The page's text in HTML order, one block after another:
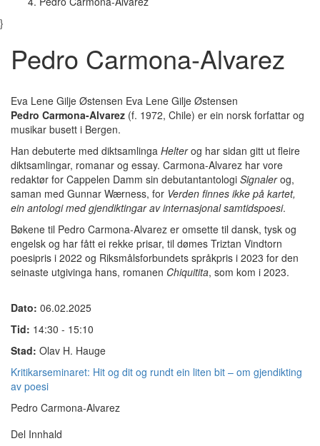
}
Pedro Carmona-Alvarez
Eva Lene Gilje Østensen Eva Lene Gilje Østensen
Pedro Carmona-Alvarez (f. 1972, Chile) er ein norsk forfattar og
musikar busett i Bergen.
Han debuterte med diktsamlinga Helterog har sidan gitt ut fleire
diktsamlingar, romanar og essay. Carmona-Alvarez har vore
redaktør for Cappelen Damm sin debutantantologi Signalerog,
saman med Gunnar Wærness, for Verden finnes ikke på kartet,
ein antologi med gjendiktingar av internasjonal samtidspoesi.
Bøkene til Pedro Carmona-Alvarez er omsette til dansk, tysk og
engelsk og har fått ei rekke prisar, til dømes Triztan Vindtorn
poesipris i 2022 og Riksmålsforbundets språkpris i 2023 for den
seinaste utgivinga hans, romanen Chiquitita, som kom i 2023.
Dato: 06.02.2025
Tid: 14:30 - 15:10
Stad: Olav H. Hauge
Kritikarseminaret: Hit og dit og rundt ein liten bit – om gjendikting
av poesi
Pedro Carmona-Alvarez
Del Innhald